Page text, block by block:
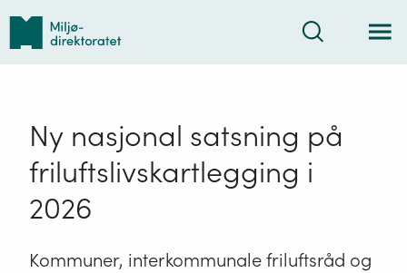
Tilbake
forsiden
Søk
Ny nasjonal satsning på
friluftslivskartlegging i
2026
Kommuner, interkommunale friluftsråd og